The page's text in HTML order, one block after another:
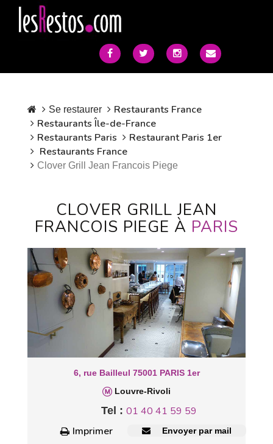
Se restaurer
Restaurants France
Restaurants Île-de-France
Restaurants Paris
Restaurant Paris 1er
Restaurants France
Clover Grill Jean Francois Piege
CLOVER GRILL JEAN
FRANCOIS PIEGE À PARIS
6, rue Bailleul 75001 PARIS 1er
Louvre-Rivoli
Tel : 01 40 41 59 59
Imprimer
Envoyer par mail